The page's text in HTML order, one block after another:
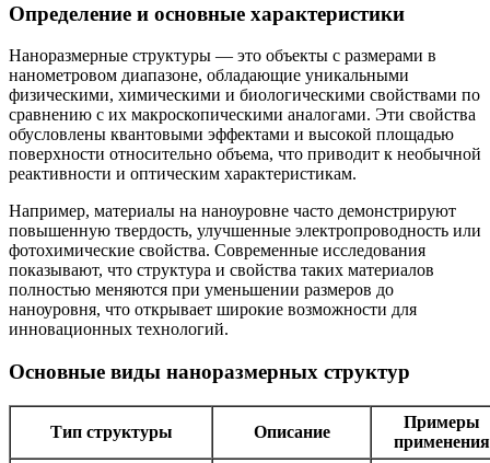
Определение и основные характеристики
Наноразмерные структуры — это объекты с размерами в
нанометровом диапазоне, обладающие уникальными
физическими, химическими и биологическими свойствами по
сравнению с их макроскопическими аналогами. Эти свойства
обусловлены квантовыми эффектами и высокой площадью
поверхности относительно объема, что приводит к необычной
реактивности и оптическим характеристикам.
Например, материалы на наноуровне часто демонстрируют
повышенную твердость, улучшенные электропроводность или
фотохимические свойства. Современные исследования
показывают, что структура и свойства таких материалов
полностью меняются при уменьшении размеров до
наноуровня, что открывает широкие возможности для
инновационных технологий.
Основные виды наноразмерных структур
Тип структуры Описание
Примеры
применения